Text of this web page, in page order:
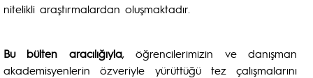
nitelikli araştırmalardan oluşmaktadır.
Bu bülten aracılığıyla, öğrencilerimizin ve danışman
akademisyenlerin özveriyle yürüttüğü tez çalışmalarını